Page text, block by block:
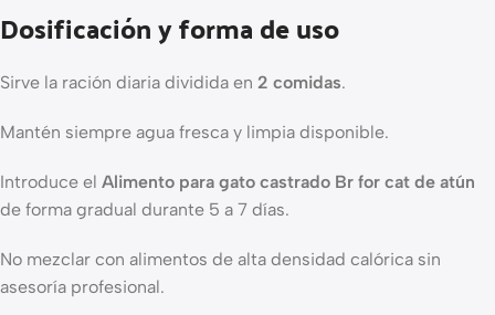
Dosificación y forma de uso
Sirve la ración diaria dividida en 2 comidas.
Mantén siempre agua fresca y limpia disponible.
Introduce el Alimento para gato castrado Br for cat de atún
de forma gradual durante 5 a 7 días.
No mezclar con alimentos de alta densidad calórica sin
asesoría profesional.